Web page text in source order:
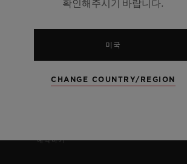
뉴스레터
예약하기
확인해주시기 바랍니다.
미국
CHANGE COUNTRY/REGION